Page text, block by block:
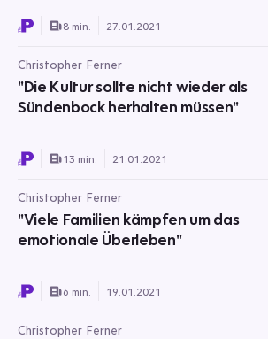
8 min. 27.01.2021
Christopher Ferner
"Die Kultur sollte nicht wieder als
Sündenbock herhalten müssen"
13 min. 21.01.2021
Christopher Ferner
"Viele Familien kämpfen um das
emotionale Überleben"
6 min. 19.01.2021
Christopher Ferner